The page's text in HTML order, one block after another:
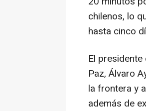
chilenos, lo
hasta cinco
El
Paz, Álvaro
la frontera y
además de